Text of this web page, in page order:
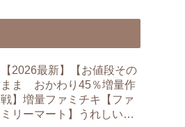
【2026最新】【お値段その
まま おかわり45％増量作
戦】増量ファミチキ【ファ
ミリーマート】うれしい増